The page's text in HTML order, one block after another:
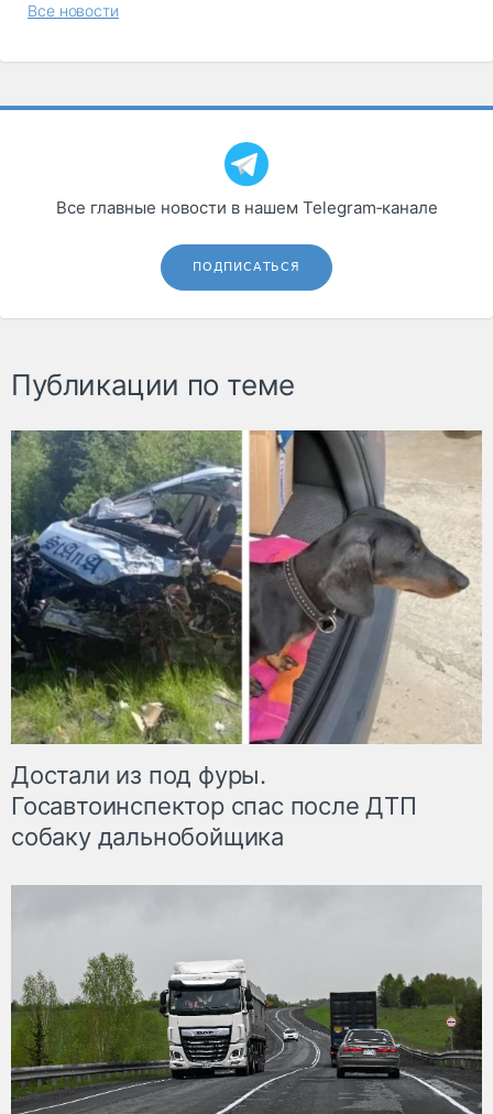
Все новости
Все главные новости в нашем Telegram‑канале
ПОДПИСАТЬСЯ
Публикации по теме
Достали из под фуры.
Госавтоинспектор спас после ДТП
собаку дальнобойщика